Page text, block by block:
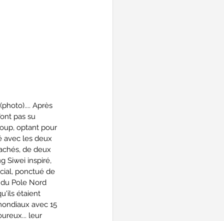
(photo).... Après
pas su
optant pour
avec les deux
de deux
Siwei inspiré,
ponctué de
Pole Nord
étaient
avec 15
leur